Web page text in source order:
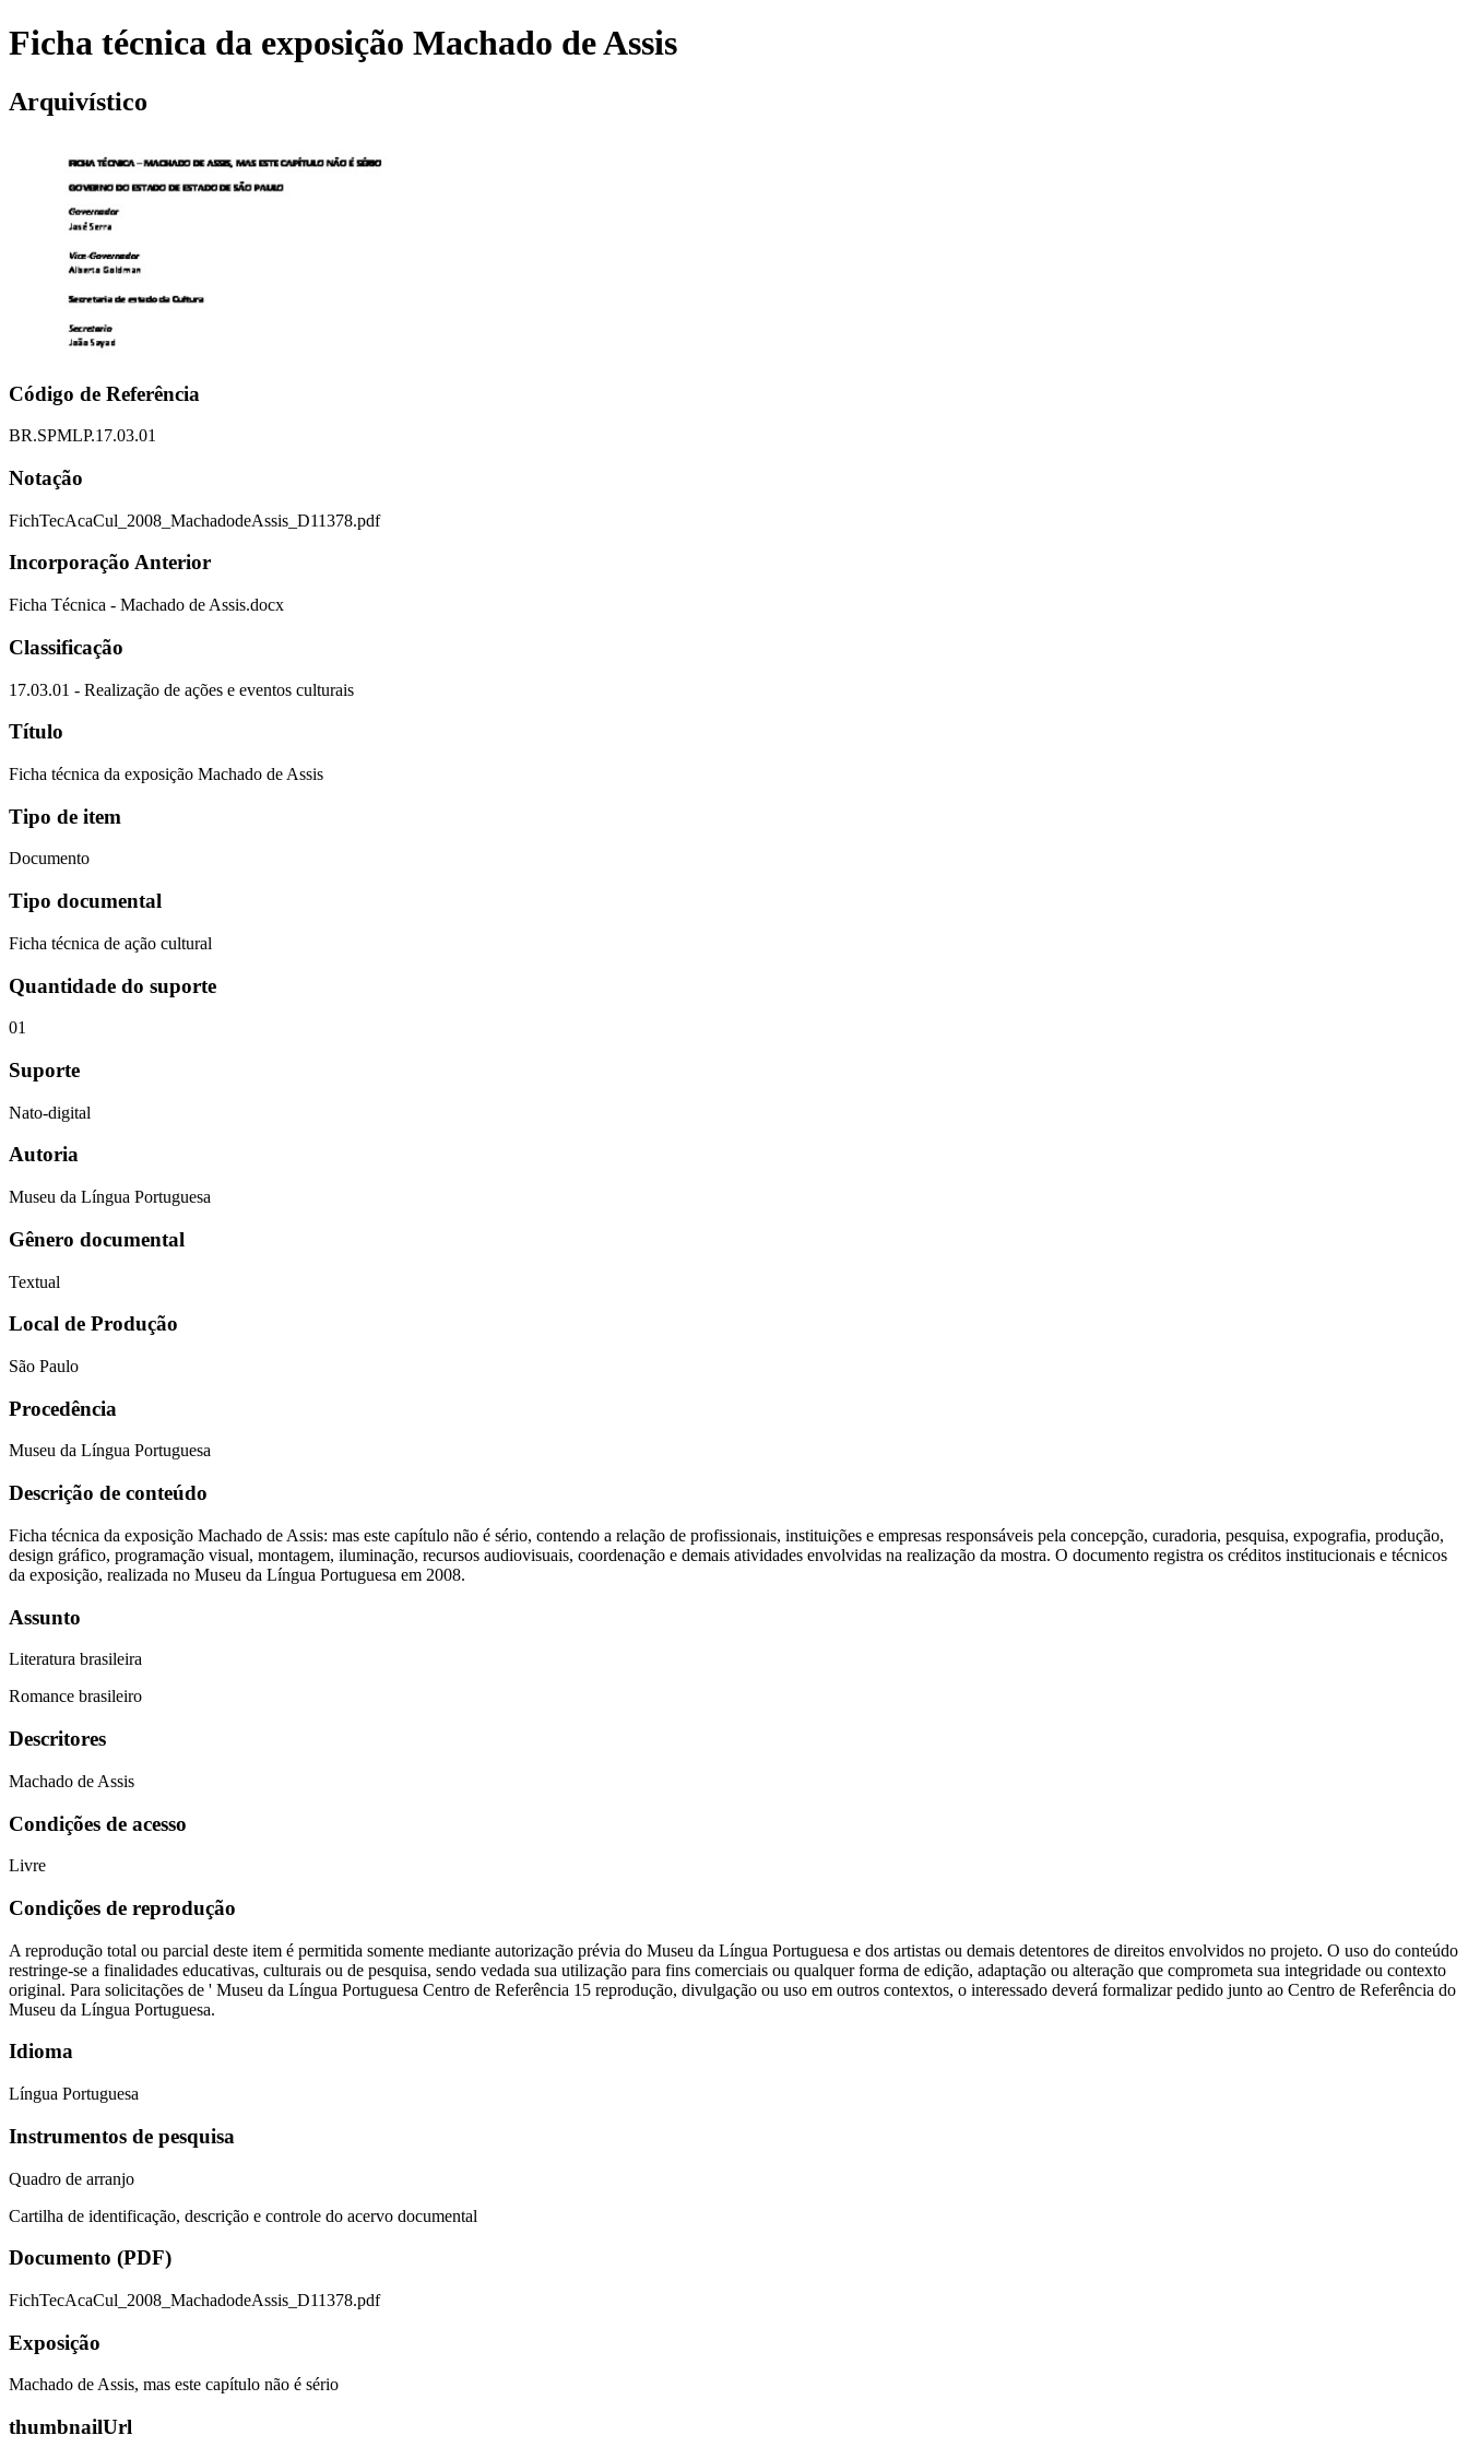
Ficha técnica da exposição Machado de Assis
Arquivístico
Código de Referência
BR.SPMLP.17.03.01
Notação
FichTecAcaCul_2008_MachadodeAssis_D11378.pdf
Incorporação Anterior
Ficha Técnica - Machado de Assis.docx
Classificação
17.03.01 - Realização de ações e eventos culturais
Título
Ficha técnica da exposição Machado de Assis
Tipo de item
Documento
Tipo documental
Ficha técnica de ação cultural
Quantidade do suporte
01
Suporte
Nato-digital
Autoria
Museu da Língua Portuguesa
Gênero documental
Textual
Local de Produção
São Paulo
Procedência
Museu da Língua Portuguesa
Descrição de conteúdo
Ficha técnica da exposição Machado de Assis: mas este capítulo não é sério, contendo a relação de profissionais, instituições e empresas responsáveis pela concepção, curadoria, pesquisa, expografia, produção,
design gráfico, programação visual, montagem, iluminação, recursos audiovisuais, coordenação e demais atividades envolvidas na realização da mostra. O documento registra os créditos institucionais e técnicos
da exposição, realizada no Museu da Língua Portuguesa em 2008.
Assunto
Literatura brasileira
Romance brasileiro
Descritores
Machado de Assis
Condições de acesso
Livre
Condições de reprodução
A reprodução total ou parcial deste item é permitida somente mediante autorização prévia do Museu da Língua Portuguesa e dos artistas ou demais detentores de direitos envolvidos no projeto. O uso do conteúdo
restringe-se a finalidades educativas, culturais ou de pesquisa, sendo vedada sua utilização para fins comerciais ou qualquer forma de edição, adaptação ou alteração que comprometa sua integridade ou contexto
original. Para solicitações de ' Museu da Língua Portuguesa Centro de Referência 15 reprodução, divulgação ou uso em outros contextos, o interessado deverá formalizar pedido junto ao Centro de Referência do
Museu da Língua Portuguesa.
Idioma
Língua Portuguesa
Instrumentos de pesquisa
Quadro de arranjo
Cartilha de identificação, descrição e controle do acervo documental
Documento (PDF)
FichTecAcaCul_2008_MachadodeAssis_D11378.pdf
Exposição
Machado de Assis, mas este capítulo não é sério
thumbnailUrl